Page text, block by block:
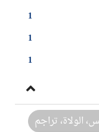
1
1
1
الولاة، تراجم